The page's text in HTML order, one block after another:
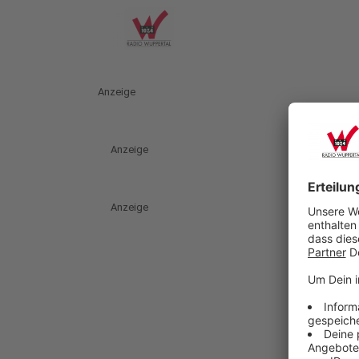
Anzeige
Anzeige
Anzeige